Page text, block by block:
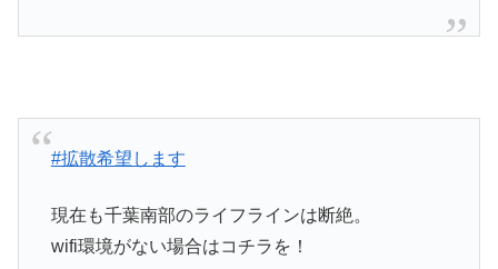
#拡散希望します
現在も千葉南部のライフラインは断絶。
wifi環境がない場合はコチラを！